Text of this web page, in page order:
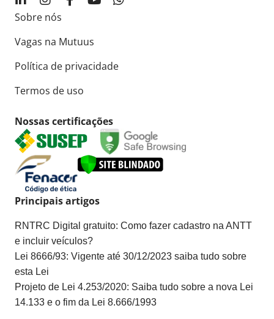
Sobre nós
Vagas na Mutuus
Política de privacidade
Termos de uso
Nossas certificações
Principais artigos
RNTRC Digital gratuito: Como fazer cadastro na ANTT
e incluir veículos?
Lei 8666/93: Vigente até 30/12/2023 saiba tudo sobre
esta Lei
Projeto de Lei 4.253/2020: Saiba tudo sobre a nova Lei
14.133 e o fim da Lei 8.666/1993